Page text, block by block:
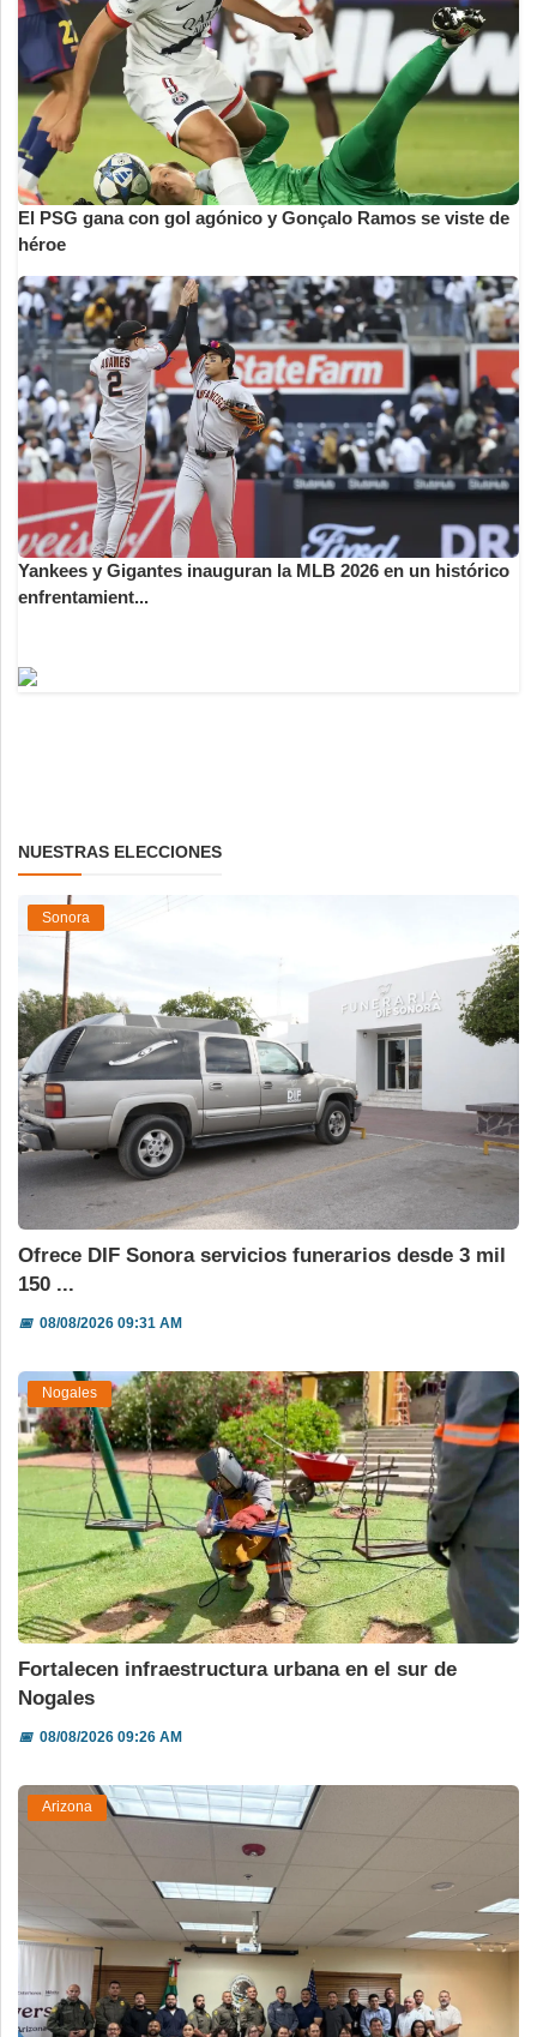
El PSG gana con gol agónico y Gonçalo Ramos se viste de
héroe
Yankees y Gigantes inauguran la MLB 2026 en un histórico
enfrentamient...
NUESTRAS ELECCIONES
Sonora
Ofrece DIF Sonora servicios funerarios desde 3 mil
150 ...
📅08/08/2026 09:31 AM
Nogales
Fortalecen infraestructura urbana en el sur de
Nogales
📅08/08/2026 09:26 AM
Arizona